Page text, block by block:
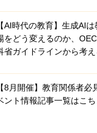
【AI時代の教育】生成AIは
をどう変えるのか、
省ガイドラインから考え
【8月開催】教育関係者必
ント情報記事一覧はこち